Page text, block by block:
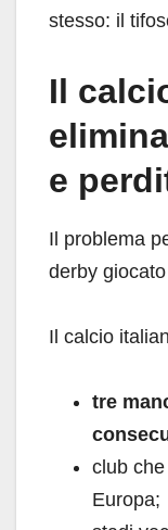
stesso: il
Il
e
Il problema
derby
Il calcio
tre
club
Europa;